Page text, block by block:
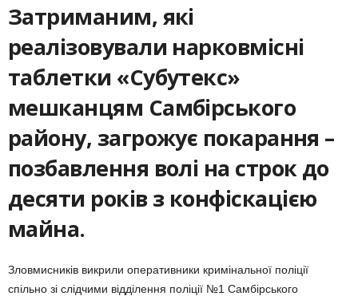
Затриманим, які
реалізовували нарковмісні
таблетки «Субутекс»
мешканцям Самбірського
району, загрожує покарання –
позбавлення волі на строк до
десяти років з конфіскацією
майна.
Зловмисників викрили оперативники кримінальної поліції
спільно зі слідчими відділення поліції №1 Самбірського